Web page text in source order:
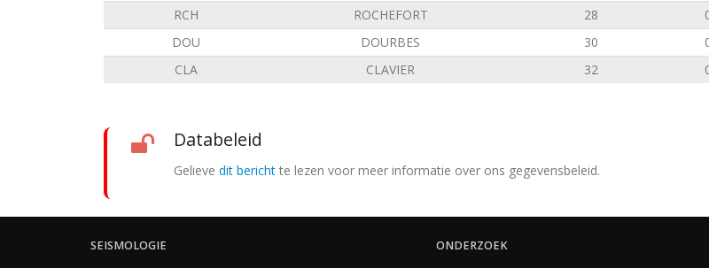
RCH
ROCHEFORT 28
DOU
DOURBES 30
CLA
CLAVIER 32
Databeleid
Gelieve dit bericht te lezen voor meer informatie over ons gegevensbeleid.
SEISMOLOGIE ONDERZOEK